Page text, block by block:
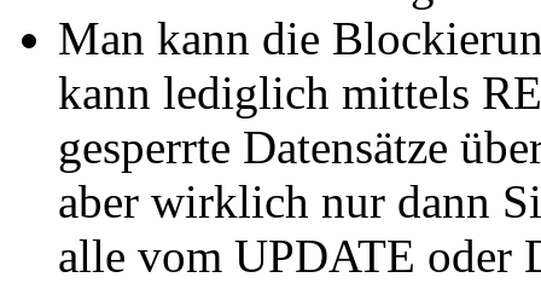
Man kann die
kann lediglich mittels
gesperrte Datensätze
aber wirklich nur dann
alle vom UPDATE oder